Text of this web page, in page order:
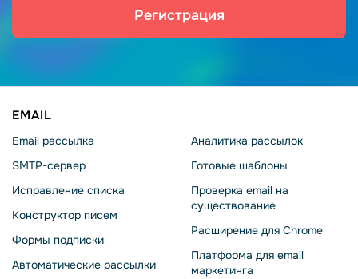
Регистрация
EMAIL
Email рассылка
SMTP-сервер
Исправление списка
Конструктор писем
Формы подписки
Автоматические рассылки
Аналитика рассылок
Готовые шаблоны
Проверка email на
существование
Расширение для Chrome
Платформа для email
маркетинга